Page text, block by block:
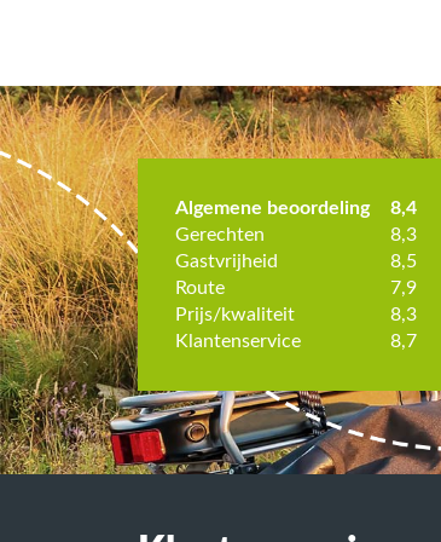
Algemene beoordeling
8,4
Gerechten
8,3
Gastvrijheid
8,5
Route
7,9
Prijs/kwaliteit
8,3
Klantenservice
8,7
omgeving
kant.
9.9/10
Zeer mooie route, heel goede
gerechten; perfect!
Elsa de Boer
20-07-2024